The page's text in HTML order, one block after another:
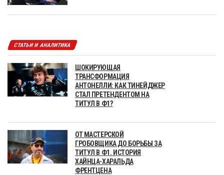
СТАТЬИ И АНАЛИТИКА
ШОКИРУЮЩАЯ
ТРАНСФОРМАЦИЯ
АНТОНЕЛЛИ: КАК ТИНЕЙДЖЕР
СТАЛ ПРЕТЕНДЕНТОМ НА
ТИТУЛ В Ф1?
ОТ МАСТЕРСКОЙ
ГРОБОВЩИКА ДО БОРЬБЫ ЗА
ТИТУЛ В Ф1. ИСТОРИЯ
ХАЙНЦА-ХАРАЛЬДА
ФРЕНТЦЕНА